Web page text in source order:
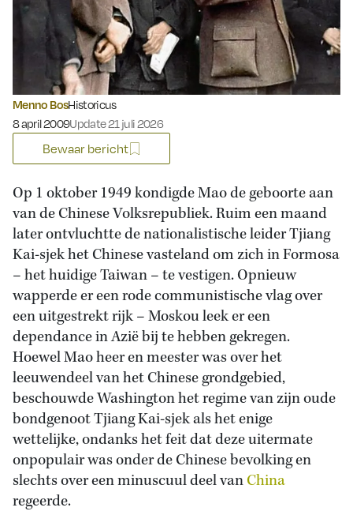
Menno BosHistoricus
Gepubliceerd op:
8 april 2009Update 21 juli 2026
Bewaar bericht
Op 1 oktober 1949 kondigde Mao de geboorte aan
van de Chinese Volksrepubliek. Ruim een maand
later ontvluchtte de nationalistische leider Tjiang
Kai-sjek het Chinese vasteland om zich in Formosa
– het huidige Taiwan – te vestigen. Opnieuw
wapperde er een rode communistische vlag over
een uitgestrekt rijk – Moskou leek er een
dependance in Azië bij te hebben gekregen.
Hoewel Mao heer en meester was over het
leeuwendeel van het Chinese grondgebied,
beschouwde Washington het regime van zijn oude
bondgenoot Tjiang Kai-sjek als het enige
wettelijke, ondanks het feit dat deze uitermate
onpopulair was onder de Chinese bevolking en
slechts over een minuscuul deel vanChina
regeerde.